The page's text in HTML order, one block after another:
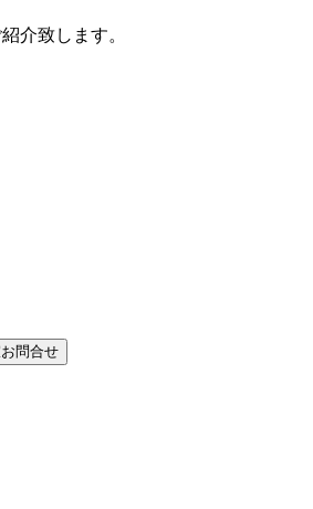
介致します。